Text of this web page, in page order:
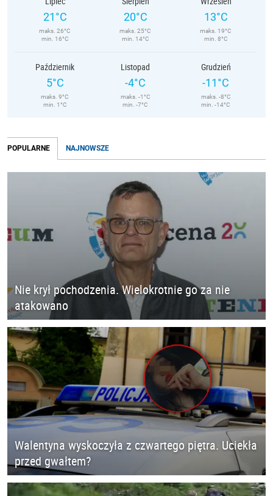
21°C
maks. 26°C
min. 16°C
20°C
maks. 25°C
min. 14°C
13°C
maks. 19°C
min. 8°C
Październik
5°C
maks. 9°C
min. 1°C
Listopad
-4°C
maks. -1°C
min. -7°C
Grudzień
-11°C
maks. -8°C
min. -14°C
POPULARNE NAJNOWSZE
Nie krył pochodzenia. Wielokrotnie go za nie
atakowano
Walentyna wyskoczyła z czwartego piętra. Uciekła
przed gwałtem?